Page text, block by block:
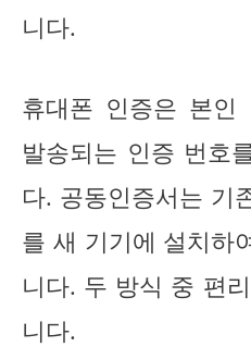
니다.
휴대폰 인증은 본인
발송되는 인증 번호
다. 공동인증서는 기
를 새 기기에 설치하
니다. 두 방식 중 편
니다.